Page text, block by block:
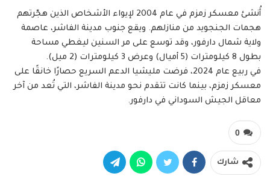
أُنشئ معسكر زمزم في عام 2004 لإيواء الأشخاص الذين هجّرتهم
هجمات الجنجويد من منازلهم. ويقع جنوب مدينة الفاشر، عاصمة
ولاية شمال دارفور، وقد توسع على مر السنين ليغطي مساحة
بطول 8 كيلومترات (5 أميال) وعرض 3 كيلومترات (2 ميل).
في ربيع عام 2024، فرضت مليشيا الدعم السريع حصارًا خانقًا على
معسكر زمزم، بينما كانت تتقدم نحو مدينة الفاشر، التي تُعد من آخر
معاقل الجيش السوداني في دارفور.
0
شارك